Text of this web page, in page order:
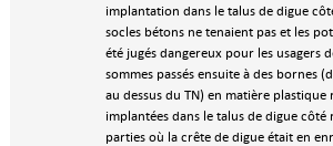
implantation dans le talus de digue
socles bétons ne tenaient pas et les
été jugés dangereux pour les usagers
sommes passés ensuite à des bornes
au dessus du TN) en matière
implantées dans le talus de digue côté
parties où la crête de digue était en